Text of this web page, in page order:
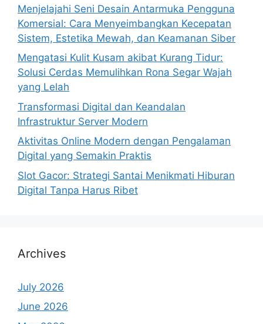
Menjelajahi Seni Desain Antarmuka Pengguna
Komersial: Cara Menyeimbangkan Kecepatan
Sistem, Estetika Mewah, dan Keamanan Siber
Mengatasi Kulit Kusam akibat Kurang Tidur:
Solusi Cerdas Memulihkan Rona Segar Wajah
yang Lelah
Transformasi Digital dan Keandalan
Infrastruktur Server Modern
Aktivitas Online Modern dengan Pengalaman
Digital yang Semakin Praktis
Slot Gacor: Strategi Santai Menikmati Hiburan
Digital Tanpa Harus Ribet
Archives
July 2026
June 2026